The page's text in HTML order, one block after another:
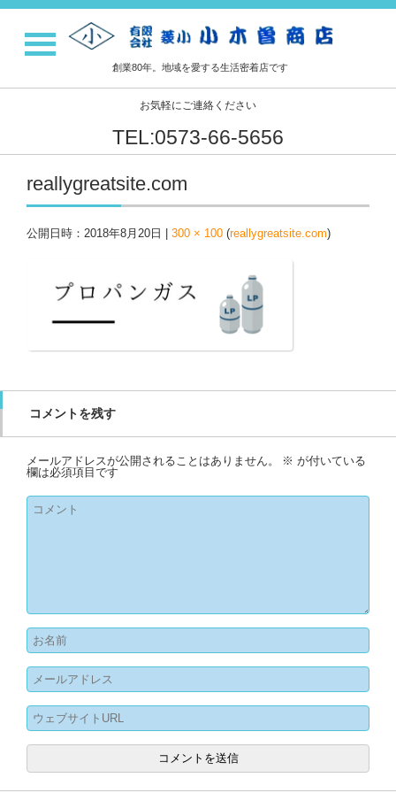
創業80年。地域を愛する生活密着店です
お気軽にご連絡ください
TEL:0573-66-5656
reallygreatsite.com
公開日時： 2018年8月20日 300 × 100 (reallygreatsite.com)
コメントを残す
メールアドレスが公開されることはありません。 ※ が付いている
欄は必須項目です